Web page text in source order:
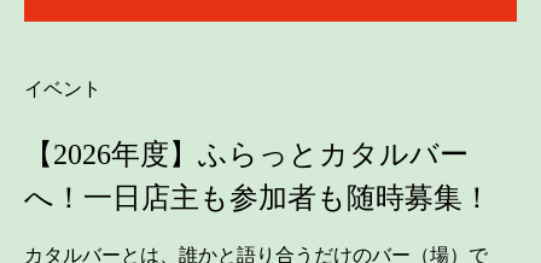
イベント
【2026年度】ふらっとカタルバー
へ！一日店主も参加者も随時募集！
カタルバーとは、誰かと語り合うだけのバー（場）で